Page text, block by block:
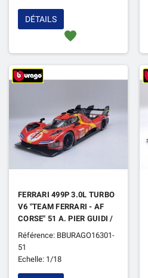
favorite
DÉTAILS
FERRARI 499P 3.0L TURBO
V6 "TEAM FERRARI - AF
CORSE" 51 A. PIER GUIDI /
JAMES CALADO /
ANTONIO GIOVINAZZI
24H DU MANS 2023 1ER
Référence: BBURAGO16301-
51
Echelle: 1/18